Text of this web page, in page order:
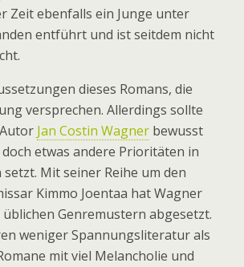
Zeit ebenfalls ein Junge unter
entführt und ist seitdem nicht
dieses Romans, die
versprechen. Allerdings sollte
Jan Costin Wagner bewusst
etwas andere Prioritäten in
Mit seiner Reihe um den
Kimmo Joentaa hat Wagner
Genremustern abgesetzt.
weniger Spannungsliteratur als
mit viel Melancholie und